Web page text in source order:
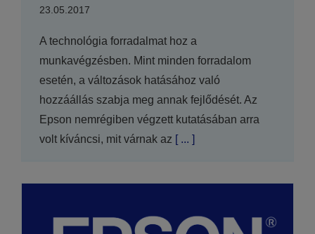
23.05.2017
A technológia forradalmat hoz a
munkavégzésben. Mint minden forradalom
esetén, a változások hatásához való
hozzáállás szabja meg annak fejlődését. Az
Epson nemrégiben végzett kutatásában arra
volt kíváncsi, mit várnak az [ ... ]